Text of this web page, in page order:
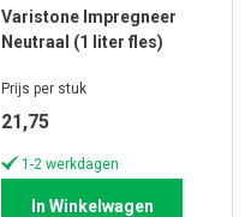
Varistone Impregneer
Neutraal (1 liter fles)
Prijs per stuk
21,75
1-2 werkdagen
In Winkelwagen